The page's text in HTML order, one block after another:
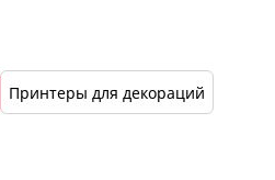
Принтеры для декораций